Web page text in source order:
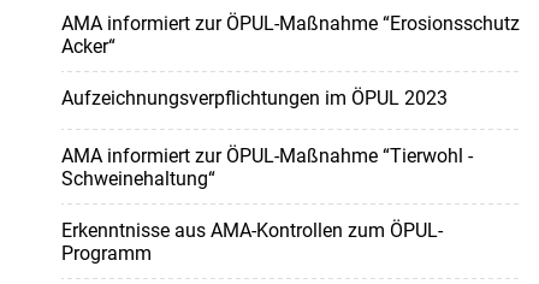
AMA informiert zur ÖPUL-Maßnahme “Erosionsschutz
Acker“
Aufzeichnungsverpflichtungen im ÖPUL 2023
AMA informiert zur ÖPUL-Maßnahme “Tierwohl -
Schweinehaltung“
Erkenntnisse aus AMA-Kontrollen zum ÖPUL-
Programm